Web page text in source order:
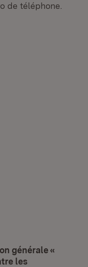
de téléphone.
générale «
les